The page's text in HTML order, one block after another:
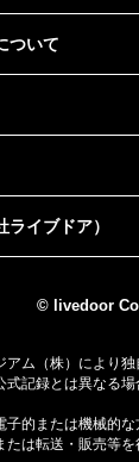
ついて
イブドア）
© livedoor
アム（株）により
式記録とは異なる場
子的または機械的
たは転送・販売等を